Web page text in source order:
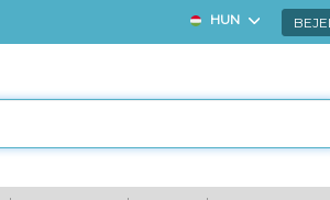
HUN